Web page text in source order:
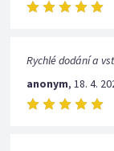
Rychlé dodání a
anonym,18. 4.